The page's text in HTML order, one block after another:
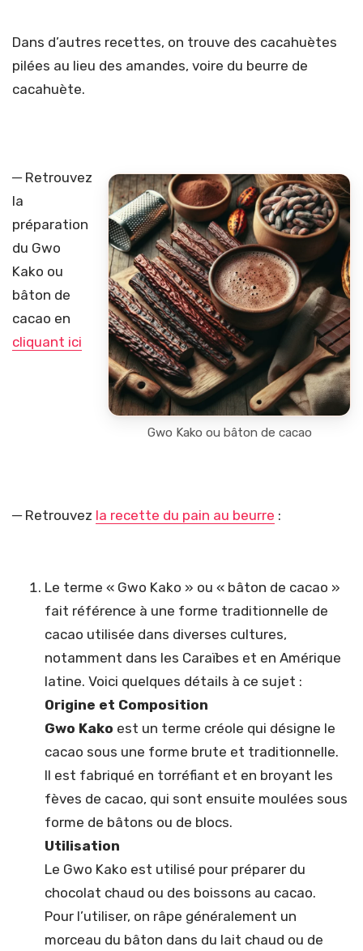
Dans d’autres recettes, on trouve des cacahuètes
pilées au lieu des amandes, voire du beurre de
cacahuète.
Gwo Kako ou bâton de cacao
─ Retrouvez
la
préparation
du Gwo
Kako ou
bâton de
cacao en
cliquant ici
─ Retrouvez la recette du pain au beurre :
Le terme « Gwo Kako » ou « bâton de cacao »
fait référence à une forme traditionnelle de
cacao utilisée dans diverses cultures,
notamment dans les Caraïbes et en Amérique
latine. Voici quelques détails à ce sujet :
Origine et Composition
Gwo Kako est un terme créole qui désigne le
cacao sous une forme brute et traditionnelle.
Il est fabriqué en torréfiant et en broyant les
fèves de cacao, qui sont ensuite moulées sous
forme de bâtons ou de blocs.
Utilisation
Le Gwo Kako est utilisé pour préparer du
chocolat chaud ou des boissons au cacao.
Pour l’utiliser, on râpe généralement un
morceau du bâton dans du lait chaud ou de